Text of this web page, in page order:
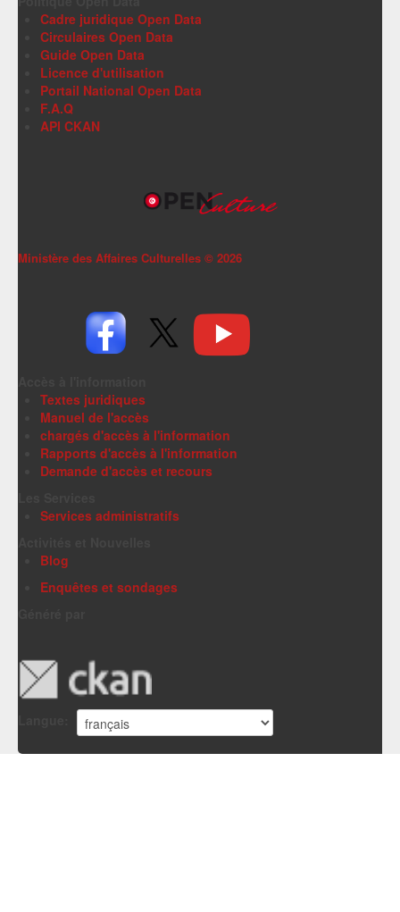
Cadre juridique Open Data
Circulaires Open Data
Guide Open Data
Licence d'utilisation
Portail National Open Data
F.A.Q
API CKAN
Ministère des Affaires Culturelles © 2026
Textes juridiques
Manuel de l'accès
chargés d'accès à l'information
Rapports d'accès à l'information
Demande d'accès et recours
Services administratifs
Blog
Enquêtes et sondages